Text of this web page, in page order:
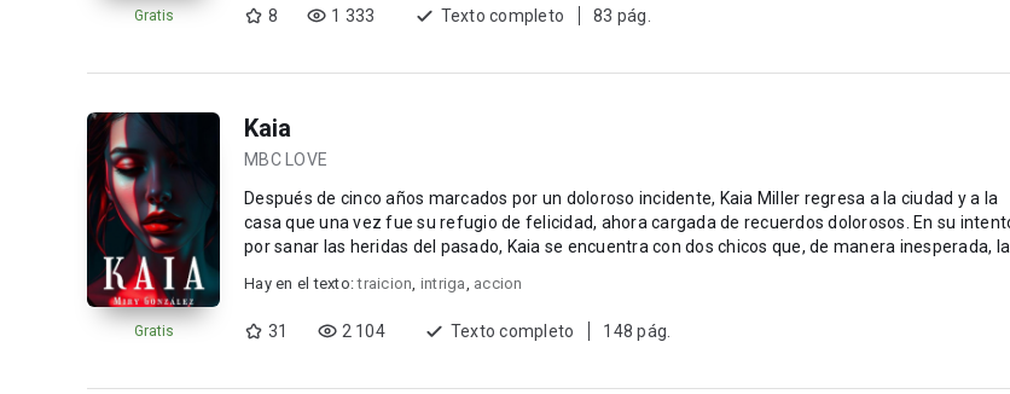
Gratis 8 1 333 Texto completo 83 pág.
Gratis
Kaia
MBC LOVE
Después de cinco años marcados por un doloroso incidente, Kaia Miller regresa a la ciudad y a la
casa que una vez fue su refugio de felicidad, ahora cargada de recuerdos dolorosos. En su intento
por sanar las heridas del pasado, Kaia se encuentra con dos chicos que, de manera inesperada, la
Hay en el texto:traicion, intriga, accion
31 2 104 Texto completo 148 pág.